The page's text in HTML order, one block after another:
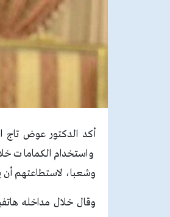
أكد الدكتور عوض تاج
واستخدام الكمامات
وشعبا، لاستطاعتهم أن